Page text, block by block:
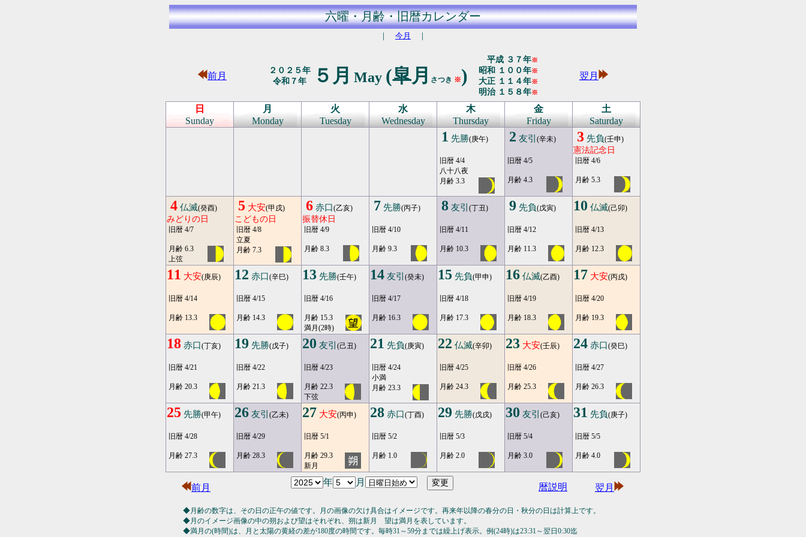
六曜・月齢・旧暦カレンダー
｜ 今月 ｜
前月
２０２５年
令和７年
５月 May (皐月 さつき ※)
平成 ３７年※
昭和 １００年※
大正 １１４年※
明治 １５８年※
翌月
日
Sunday
月
Monday
火
Tuesday
水
Wednesday
木
Thursday
金
Friday
土
Saturday
1 先勝(庚午)
旧暦 4/4
八十八夜
月齢 3.3
2 友引 (辛未)
旧暦 4/5
月齢 4.3
3 先負(壬申)
憲法記念日
旧暦 4/6
月齢 5.3
4 仏滅(癸酉)
みどりの日
旧暦 4/7
月齢 6.3
上弦
5 大安(甲戌)
こどもの日
旧暦 4/8
立夏
月齢 7.3
6 赤口(乙亥)
振替休日
旧暦 4/9
月齢 8.3
7 先勝(丙子)
旧暦 4/10
月齢 9.3
8 友引 (丁丑)
旧暦 4/11
月齢 10.3
9 先負(戊寅)
旧暦 4/12
月齢 11.3
10 仏滅(己卯)
旧暦 4/13
月齢 12.3
11 大安(庚辰)
旧暦 4/14
月齢 13.3
12 赤口(辛巳)
旧暦 4/15
月齢 14.3
13 先勝(壬午)
旧暦 4/16
月齢 15.3
満月(2時)
14 友引 (癸未)
旧暦 4/17
月齢 16.3
15 先負(甲申)
旧暦 4/18
月齢 17.3
16 仏滅(乙酉)
旧暦 4/19
月齢 18.3
17 大安(丙戌)
旧暦 4/20
月齢 19.3
18 赤口(丁亥)
旧暦 4/21
月齢 20.3
19 先勝(戊子)
旧暦 4/22
月齢 21.3
20 友引 (己丑)
旧暦 4/23
月齢 22.3
下弦
21 先負(庚寅)
旧暦 4/24
小満
月齢 23.3
22 仏滅(辛卯)
旧暦 4/25
月齢 24.3
23 大安(壬辰)
旧暦 4/26
月齢 25.3
24 赤口(癸巳)
旧暦 4/27
月齢 26.3
25 先勝(甲午)
旧暦 4/28
月齢 27.3
26 友引 (乙未)
旧暦 4/29
月齢 28.3
27 大安(丙申)
旧暦 5/1
月齢 29.3
新月
28 赤口(丁酉)
旧暦 5/2
月齢 1.0
29 先勝(戊戌)
旧暦 5/3
月齢 2.0
30 友引 (己亥)
旧暦 5/4
月齢 3.0
31 先負(庚子)
旧暦 5/5
月齢 4.0
前月
年 月 暦説明 翌月
◆月齢の数字は、その日の正午の値です。月の画像の欠け具合はイメージです。再来年以降の春分の日・秋分の日は計算上です。
◆月のイメージ画像の中の朔および望はそれぞれ、朔は新月 望は満月を表しています。
◆満月の(時間)は、月と太陽の黄経の差が180度の時間です。毎時31～59分までは繰上げ表示。例(24時)は23:31～翌日0:30迄